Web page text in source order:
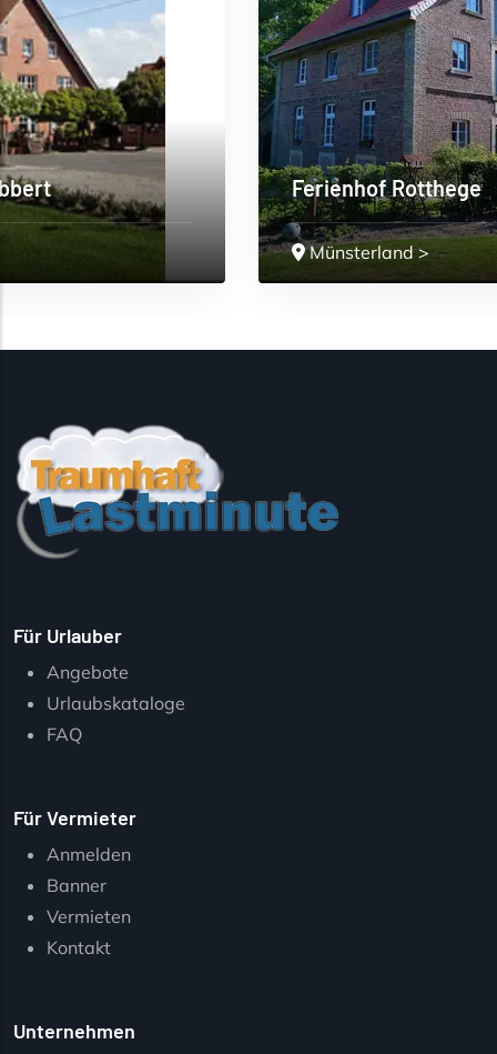
Ferienhof Rotthege
>
Für Urlauber
Angebote
Urlaubskataloge
FAQ
Für Vermieter
Anmelden
Banner
Vermieten
Kontakt
Unternehmen